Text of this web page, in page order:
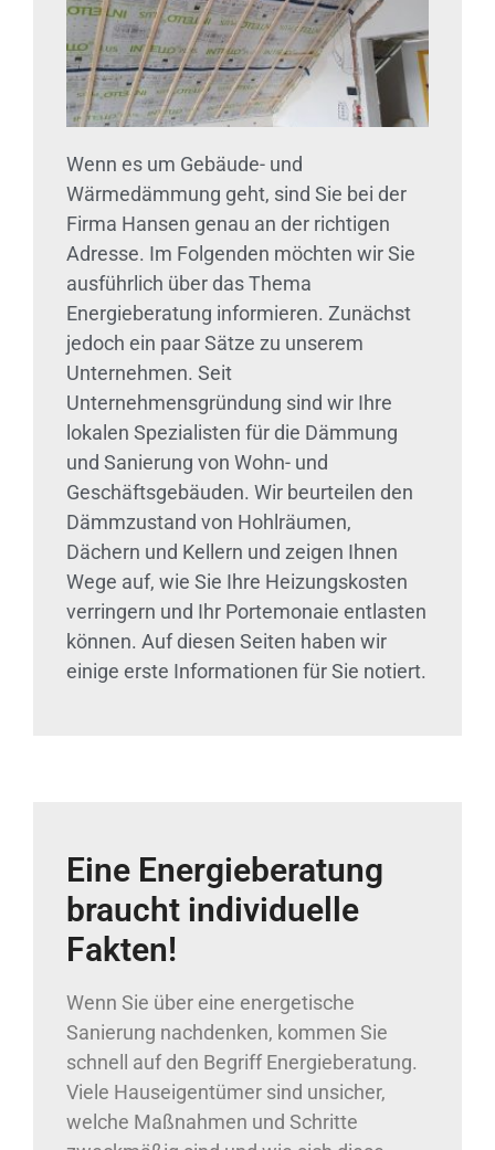
Wenn es um Gebäude- und
Wärmedämmung geht, sind Sie bei der
Firma Hansen genau an der richtigen
Adresse. Im Folgenden möchten wir Sie
ausführlich über das Thema
Energieberatung informieren. Zunächst
jedoch ein paar Sätze zu unserem
Unternehmen. Seit
Unternehmensgründung sind wir Ihre
lokalen Spezialisten für die Dämmung
und Sanierung von Wohn- und
Geschäftsgebäuden. Wir beurteilen den
Dämmzustand von Hohlräumen,
Dächern und Kellern und zeigen Ihnen
Wege auf, wie Sie Ihre Heizungskosten
verringern und Ihr Portemonaie entlasten
können. Auf diesen Seiten haben wir
einige erste Informationen für Sie notiert.
Eine Energieberatung
braucht individuelle
Fakten!
Wenn Sie über eine energetische
Sanierung nachdenken, kommen Sie
schnell auf den Begriff Energieberatung.
Viele Hauseigentümer sind unsicher,
welche Maßnahmen und Schritte